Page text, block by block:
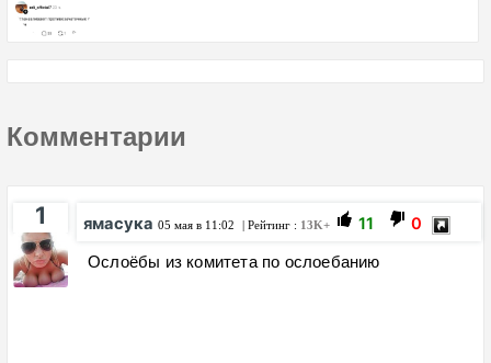
Комментарии
1 ямасука 05 мая в 11:02 | Рейтинг : 13K+ 11 0
Ослоёбы из комитета по ослоебанию